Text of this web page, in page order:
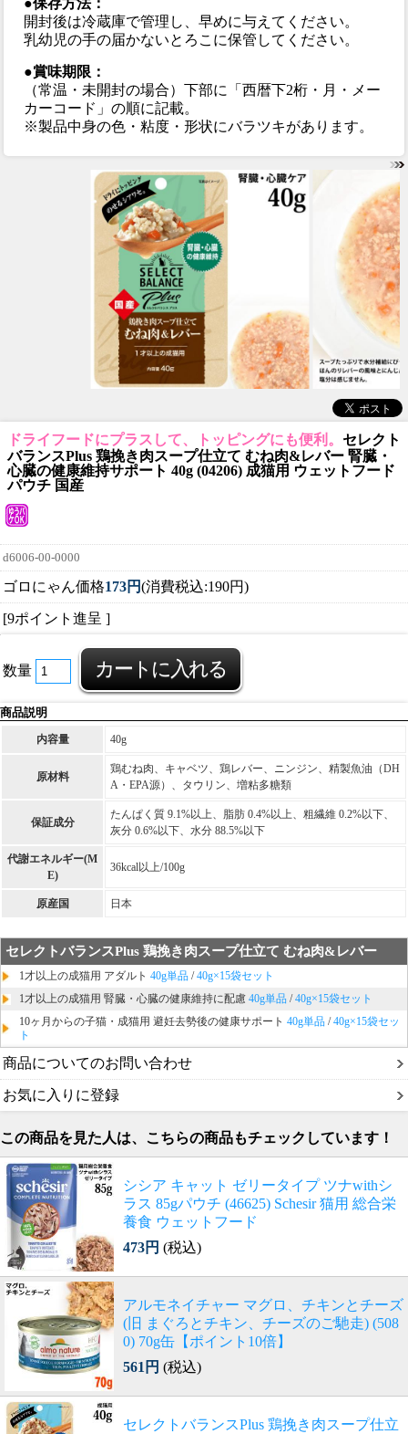
開封後は冷蔵庫で管理し、早めに与えてください。
乳幼児の手の届かないとろこに保管してください。
●賞味期限：
（常温・未開封の場合）下部に「西暦下2桁・月・メー
カーコード」の順に記載。
※製品中身の色・粘度・形状にバラツキがあります。
ドライフードにプラスして、トッピングにも便利。 セレクト
バランスPlus 鶏挽き肉スープ仕立て むね肉&レバー 腎臓・
心臓の健康維持サポート 40g (04206) 成猫用 ウェットフード
パウチ 国産
d6006-00-0000
ゴロにゃん価格173円(消費税込:190円)
[9ポイント進呈 ]
数量
商品説明
内容量 40g
原材料
鶏むね肉、キャベツ、鶏レバー、ニンジン、精製魚油（DH
A・EPA源）、タウリン、増粘多糖類
保証成分
たんぱく質 9.1%以上、脂肪 0.4%以上、粗繊維 0.2%以下、
灰分 0.6%以下、水分 88.5%以下
代謝エネルギー(M
E)
36kcal以上/100g
原産国 日本
セレクトバランスPlus 鶏挽き肉スープ仕立て むね肉&レバー
1才以上の成猫用 アダルト 40g単品 /40g×15袋セット
1才以上の成猫用 腎臓・心臓の健康維持に配慮 40g単品 /40g×15袋セット
10ヶ月からの子猫・成猫用 避妊去勢後の健康サポート 40g単品 /40g×15袋セッ
ト
商品についてのお問い合わせ
お気に入りに登録
この商品を見た人は、こちらの商品もチェックしています！
シシア キャット ゼリータイプ ツナwithシ
ラス 85gパウチ (46625) Schesir 猫用 総合栄
養食 ウェットフード
473円 (税込)
アルモネイチャー マグロ、チキンとチーズ
(旧 まぐろとチキン、チーズのご馳走) (508
0) 70g缶【ポイント10倍】
561円 (税込)
セレクトバランスPlus 鶏挽き肉スープ仕立